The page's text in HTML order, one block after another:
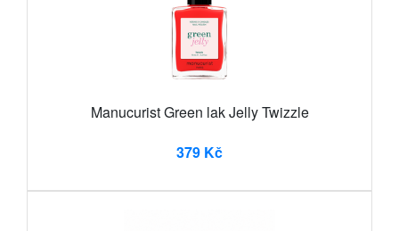
Manucurist Green lak Jelly Twizzle
379 Kč